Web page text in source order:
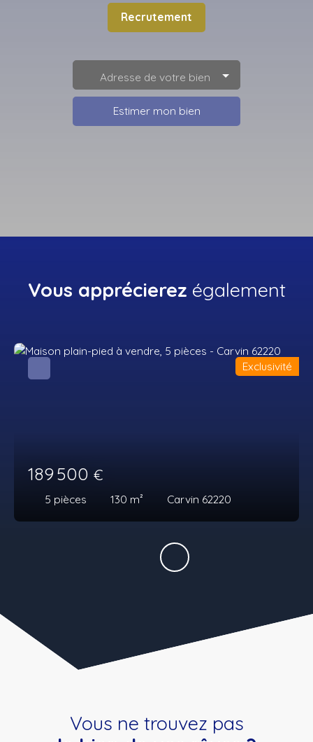
Recrutement
Adresse de votre bien
Estimer mon bien
Vous apprécierez également
189 500 €
5 pièces 130 m² Carvin 62220
Exclusivité
Vous ne trouvez pas